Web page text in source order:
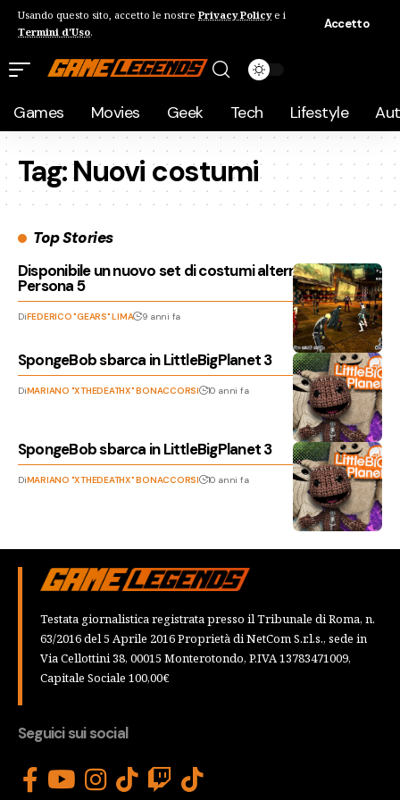
Usando questo sito, accetto le nostre Privacy Policye i
Termini d'Uso.
Accetto
Games Movies Geek Tech Lifestyle
Tag:Nuovi costumi
Top Stories
Disponibile un nuovo set di costumi alternativi per
Persona 5
DiFEDERICO "GEARS" LIMA 9 anni fa
SpongeBob sbarca in LittleBigPlanet 3
DiMARIANO "XTHEDEATHX" BONACCORSI 10 anni fa
SpongeBob sbarca in LittleBigPlanet 3
DiMARIANO "XTHEDEATHX" BONACCORSI 10 anni fa
Testata giornalistica registrata presso il Tribunale di Roma, n.
63/2016 del 5 Aprile 2016 Proprietà di NetCom S.r.l.s., sede in
Via Cellottini 38, 00015 Monterotondo, P.IVA 13783471009,
Capitale Sociale 100,00€
Seguici sui social